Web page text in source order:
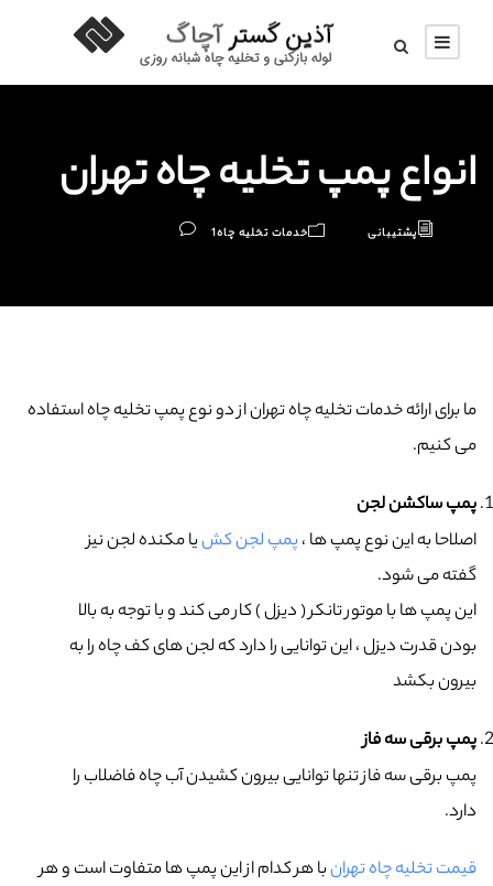
انواع پمپ تخلیه چاه تهران
پشتیبانی خدمات تخلیه چاه1
ما برای ارائه خدمات تخلیه چاه تهران از دو نوع پمپ تخلیه چاه استفاده
می کنیم.
پمپ ساکشن لجن
اصلاحا به این نوع پمپ ها ، پمپ لجن کشیا مکنده لجن نیز
گفته می شود.
این پمپ ها با موتور تانکر ( دیزل ) کار می کند و با توجه به بالا
بودن قدرت دیزل ، این توانایی را دارد که لجن های کف چاه را به
بیرون بکشد
پمپ برقی سه فاز
پمپ برقی سه فاز تنها توانایی بیرون کشیدن آب چاه فاضلاب را
دارد.
قیمت تخلیه چاه تهرانبا هر کدام از این پمپ ها متفاوت است و هر